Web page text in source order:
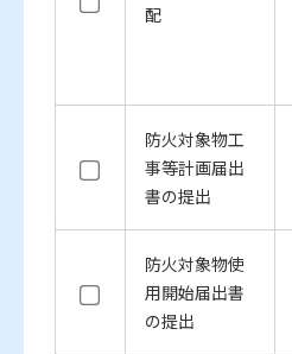
配
防火対象物工
事等計画届出
書の提出
防火対象物使
用開始届出書
の提出